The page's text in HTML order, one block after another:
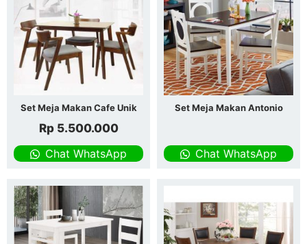
Set Meja Makan Cafe Unik
Rp5.500.000
Chat WhatsApp
Set Meja Makan Antonio
Chat WhatsApp